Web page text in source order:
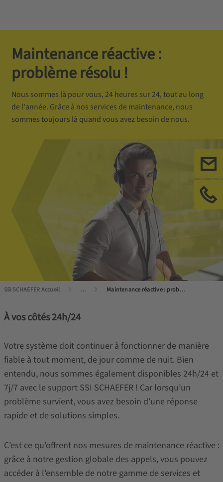
Maintenance réactive :
problème résolu !
Nous sommes là pour vous, 24 heures sur 24, tout au long
de l'année. Grâce à nos services de maintenance, nous
sommes toujours là quand vous avez besoin de nous.
SSI SCHAEFER Accueil ... Maintenance réactive : problème résolu !
À vos côtés 24h/24
Votre système doit continuer à fonctionner de manière
fiable à tout moment, de jour comme de nuit. Bien
entendu, nous sommes également disponibles 24h/24 et
7j/7 avec le support SSI SCHAEFER ! Car lorsqu’un
problème survient, vous avez besoin d’une réponse
rapide et de solutions simples.
C'est ce qu'offrent nos mesures de maintenance réactive :
grâce à notre gestion globale des appels, vous pouvez
accéder à l'ensemble de notre gamme de services et